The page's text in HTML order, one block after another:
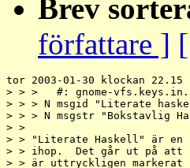
Brev
författare ]
tor 2003-01-30 klockan
> > >   #: gnome-
> > > N msgid "Literate
> > > N msgstr "Bokstavlig
> >
> > "Literate Haskell" är en
> > ihop.  Det går ut på att
> > är uttryckligen markerat